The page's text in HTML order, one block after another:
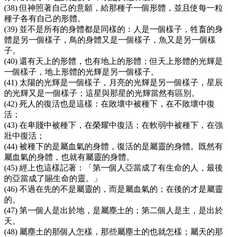
(38) 但神照著自己的意願，給那種子一個形體，並且使每一粒
種子各有自己的形體。
(39) 並不是所有的身體都是同樣的：人是一個樣子，牲畜的身
體是另一個樣子，鳥的身體又是一個樣子，魚又是另一個樣
子。
(40) 還有天上的形體，也有地上的形體；但天上形體的光輝是
一個樣子，地上形體的光輝是另一個樣子。
(41) 太陽的光輝是一個樣子，月亮的光輝是另一個樣子，星辰
的光輝又是一個樣子；這星與那星的光輝當然有區別。
(42) 死人的復活也是這樣：在敗壞中被種下，在不敗壞中復
活；
(43) 在卑賤中被種下，在榮耀中復活；在軟弱中被種下，在強
壯中復活；
(44) 被種下的是屬血氣的身體，復活的是屬靈的身體。既然有
屬血氣的身體，也就有屬靈的身體。
(45) 經上也這樣記著：「第一個人亞當成了有生命的人，最後
的亞當成了賜生命的靈。」
(46) 不過在先的不是屬靈的，而是屬血氣的；在後的才是屬靈
的。
(47) 第一個人是出於地，是屬塵土的；第二個人是主，是出於
天。
(48) 屬塵土的那個人怎樣，那些屬塵土的也就怎樣；屬天的那